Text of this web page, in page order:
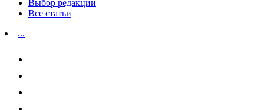
Выбор редакции
Все статьи
...